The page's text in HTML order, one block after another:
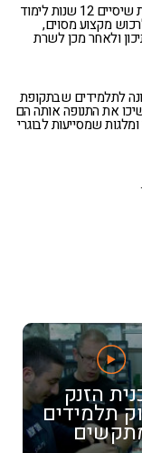
מה המסלול מציע ? פיתוח אישי לכל תלמיד על מנת שיסיים 12 שנות לימוד
מקצוע מסוים,
ולאחר מכן לשרת
לתלמידים שבתקופת
את התנופה אותה הם
ומלגות שמסייעות לבוגרי
הזנק
תלמידים